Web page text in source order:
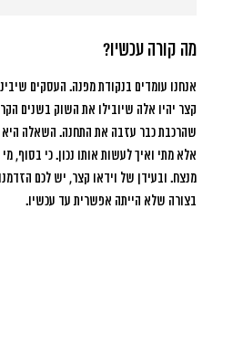
מה קורה עכשיו?
אנחנו עומדים בנקודת מפנה. העסקים
קצר יהיו אלה שיובילו את השוק בשנים
שהרכבת כבר עזבה את התחנה. השאלה
אלא מתי ואיך לעשות אותו נכון. כי בסוף,
מנצח. ובעידן של וידאו קצר, יש לכם
בצורה שלא הייתה אפשרית עד עכשיו.